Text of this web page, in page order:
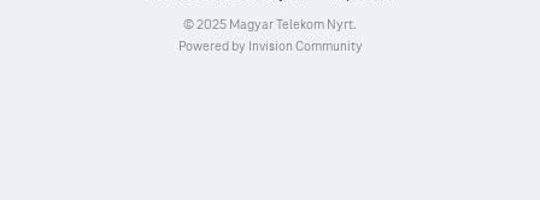
© 2025 Magyar Telekom Nyrt.
Powered by Invision Community